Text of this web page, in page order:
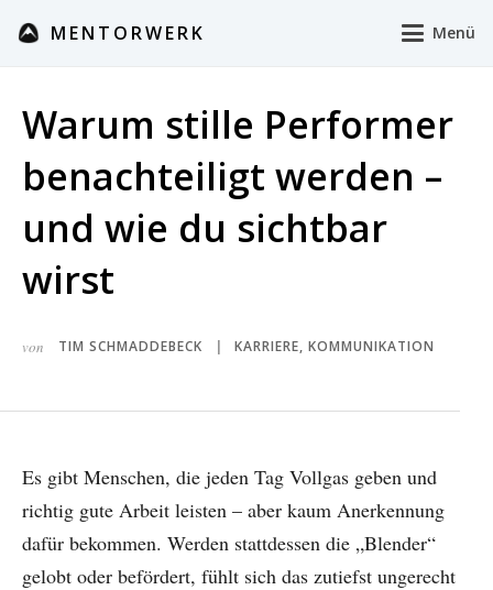
MENTORWERK Menü
Warum stille Performer
benachteiligt werden –
und wie du sichtbar
wirst
von TIM SCHMADDEBECK KARRIERE,KOMMUNIKATION
Es gibt Menschen, die jeden Tag Vollgas geben und
richtig gute Arbeit leisten – aber kaum Anerkennung
dafür bekommen. Werden stattdessen die „Blender“
gelobt oder befördert, fühlt sich das zutiefst ungerecht